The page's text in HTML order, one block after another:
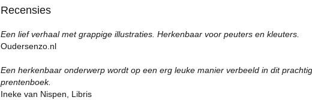
Recensies
Een lief verhaal met grappige illustraties. Herkenbaar voor peuters en kleuters.
Oudersenzo.nl
Een herkenbaar onderwerp wordt op een erg leuke manier verbeeld in dit
prentenboek.
Ineke van Nispen, Libris